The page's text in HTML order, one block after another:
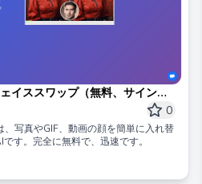
イススワップ（無料、サインア
0
写真やGIF、動画の顔を簡単に入れ替
す。完全に無料で、迅速です。